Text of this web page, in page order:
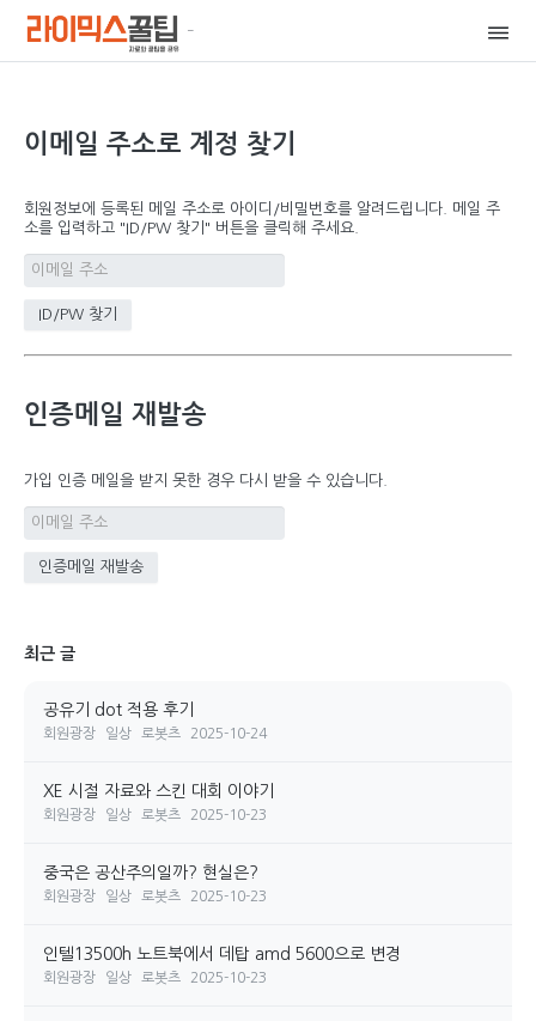
이메일 주소로 계정 찾기
회원정보에 등록된 메일 주소로 아이디/비밀번호를 알려드립니다. 메일 주
소를 입력하고 "ID/PW 찾기" 버튼을 클릭해 주세요.
인증메일 재발송
가입 인증 메일을 받지 못한 경우 다시 받을 수 있습니다.
최근 글
공유기 dot 적용 후기
회원광장 일상 로봇츠 2025-10-24
XE 시절 자료와 스킨 대회 이야기
회원광장 일상 로봇츠 2025-10-23
중국은 공산주의일까? 현실은?
회원광장 일상 로봇츠 2025-10-23
인텔13500h 노트북에서 데탑 amd 5600으로 변경
회원광장 일상 로봇츠 2025-10-23